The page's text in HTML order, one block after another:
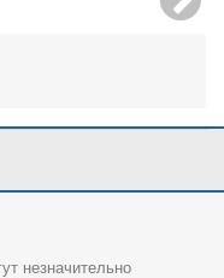
незначительно